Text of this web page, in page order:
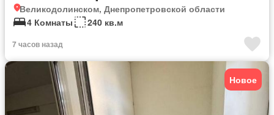
Великодолинском, Днепропетровской области
4 Комнаты
240 кв.м
7 часов назад
Новое